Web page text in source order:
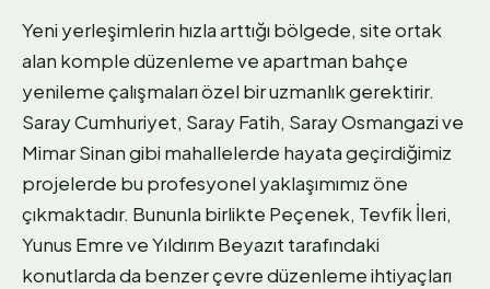
Yeni yerleşimlerin hızla arttığı bölgede, site ortak
alan komple düzenleme ve apartman bahçe
yenileme çalışmaları özel bir uzmanlık gerektirir.
Saray Cumhuriyet, Saray Fatih, Saray Osmangazi ve
Mimar Sinan gibi mahallelerde hayata geçirdiğimiz
projelerde bu profesyonel yaklaşımımız öne
çıkmaktadır. Bununla birlikte Peçenek, Tevfik İleri,
Yunus Emre ve Yıldırım Beyazıt tarafındaki
konutlarda da benzer çevre düzenleme ihtiyaçları